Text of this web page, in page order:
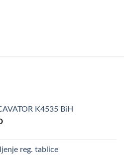
K4535 BiH
reg. tablice